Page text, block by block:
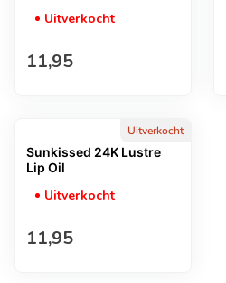
Uitverkocht
Normale prijs
11,95
Uitverkocht
Sunkissed 24K Lustre
Lip Oil
Uitverkocht
Normale prijs
11,95